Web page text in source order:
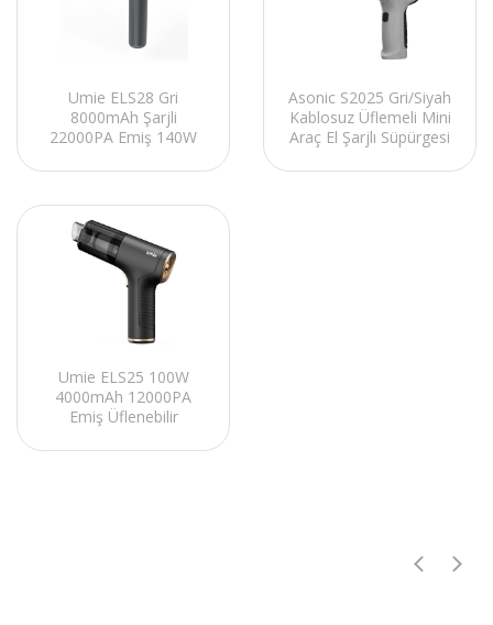
Umie ELS28 Gri
8000mAh Şarjli
22000PA Emiş 140W
Kablosuz Üflenebilir Ev
Asonic S2025 Gri/Siyah
Kablosuz Üflemeli Mini
Araç El Şarjlı Süpürgesi
9000PA Emiş
Umie ELS25 100W
4000mAh 12000PA
Emiş Üflenebilir
Motor Type-C Ev Ve